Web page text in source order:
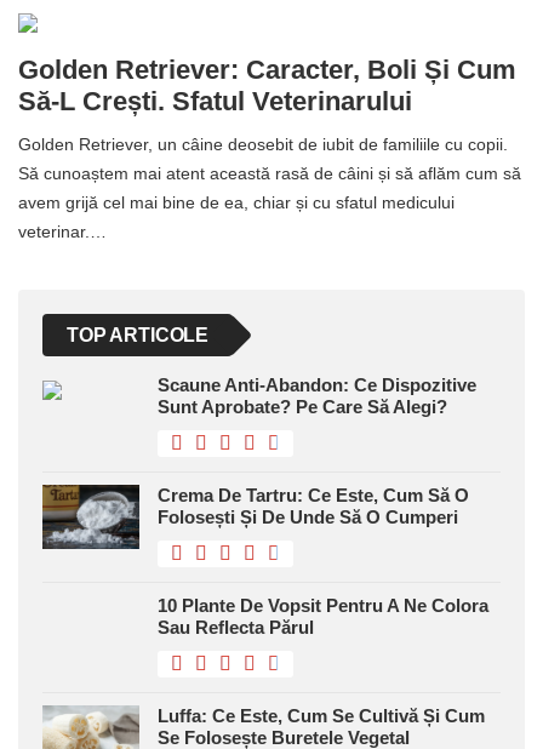
Golden Retriever: Caracter, Boli Și Cum
Să-L Crești. Sfatul Veterinarului
Golden Retriever, un câine deosebit de iubit de familiile cu copii.
Să cunoaștem mai atent această rasă de câini și să aflăm cum să
avem grijă cel mai bine de ea, chiar și cu sfatul medicului
veterinar.…
TOP ARTICOLE
Scaune Anti-Abandon: Ce Dispozitive
Sunt Aprobate? Pe Care Să Alegi?
Crema De Tartru: Ce Este, Cum Să O
Folosești Și De Unde Să O Cumperi
10 Plante De Vopsit Pentru A Ne Colora
Sau Reflecta Părul
Luffa: Ce Este, Cum Se Cultivă Și Cum
Se Folosește Buretele Vegetal